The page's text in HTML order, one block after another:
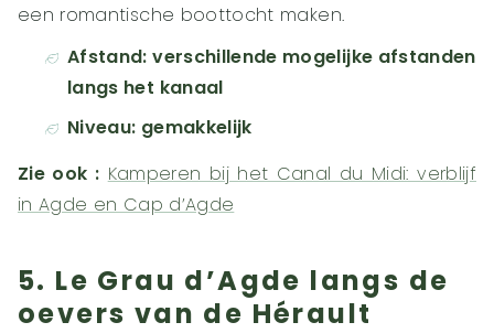
een romantische boottocht maken.
Afstand: verschillende mogelijke afstanden
langs het kanaal
Niveau: gemakkelijk
Zie ook : Kamperen bij het Canal du Midi: verblijf
in Agde en Cap d’Agde
5. Le Grau d’Agde langs de
oevers van de Hérault